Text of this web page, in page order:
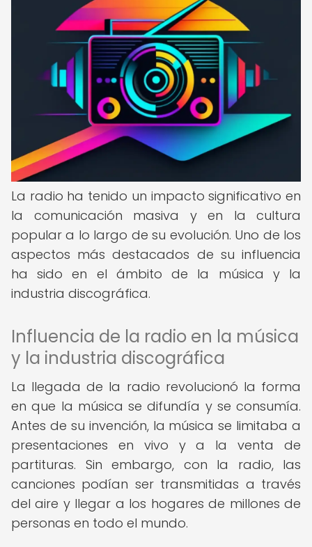
La radio ha tenido un impacto significativo en
la comunicación masiva y en la cultura
popular a lo largo de su evolución. Uno de los
aspectos más destacados de su influencia
ha sido en el ámbito de la música y la
industria discográfica.
Influencia de la radio en la música
y la industria discográfica
La llegada de la radio revolucionó la forma
en que la música se difundía y se consumía.
Antes de su invención, la música se limitaba a
presentaciones en vivo y a la venta de
partituras. Sin embargo, con la radio, las
canciones podían ser transmitidas a través
del aire y llegar a los hogares de millones de
personas en todo el mundo.